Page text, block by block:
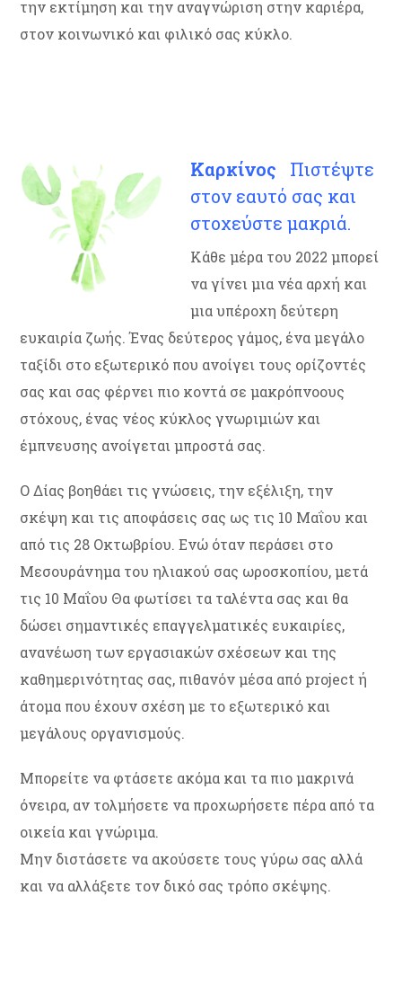
την εκτίμηση και την αναγνώριση στην καριέρα,
στον κοινωνικό και φιλικό σας κύκλο.
Καρκίνος
Πιστέψτε
στον εαυτό σας και
στοχεύστε μακριά.
Κάθε μέρα του 2022 μπορεί
να γίνει μια νέα αρχή και
μια υπέροχη δεύτερη
ευκαιρία ζωής. Ένας δεύτερος γάμος, ένα μεγάλο
ταξίδι στο εξωτερικό που ανοίγει τους ορίζοντές
σας και σας φέρνει πιο κοντά σε μακρόπνοους
στόχους, ένας νέος κύκλος γνωριμιών και
έμπνευσης ανοίγεται μπροστά σας.
Ο Δίας βοηθάει τις γνώσεις, την εξέλιξη, την
σκέψη και τις αποφάσεις σας ως τις 10 Μαΐου και
από τις 28 Οκτωβρίου. Ενώ όταν περάσει στο
Μεσουράνημα του ηλιακού σας ωροσκοπίου, μετά
τις 10 Μαΐου Θα φωτίσει τα ταλέντα σας και θα
δώσει σημαντικές επαγγελματικές ευκαιρίες,
ανανέωση των εργασιακών σχέσεων και της
καθημερινότητας σας, πιθανόν μέσα από project ή
άτομα που έχουν σχέση με το εξωτερικό και
μεγάλους οργανισμούς.
Μπορείτε να φτάσετε ακόμα και τα πιο μακρινά
όνειρα, αν τολμήσετε να προχωρήσετε πέρα από τα
οικεία και γνώριμα.
Μην διστάσετε να ακούσετε τους γύρω σας αλλά
και να αλλάξετε τον δικό σας τρόπο σκέψης.